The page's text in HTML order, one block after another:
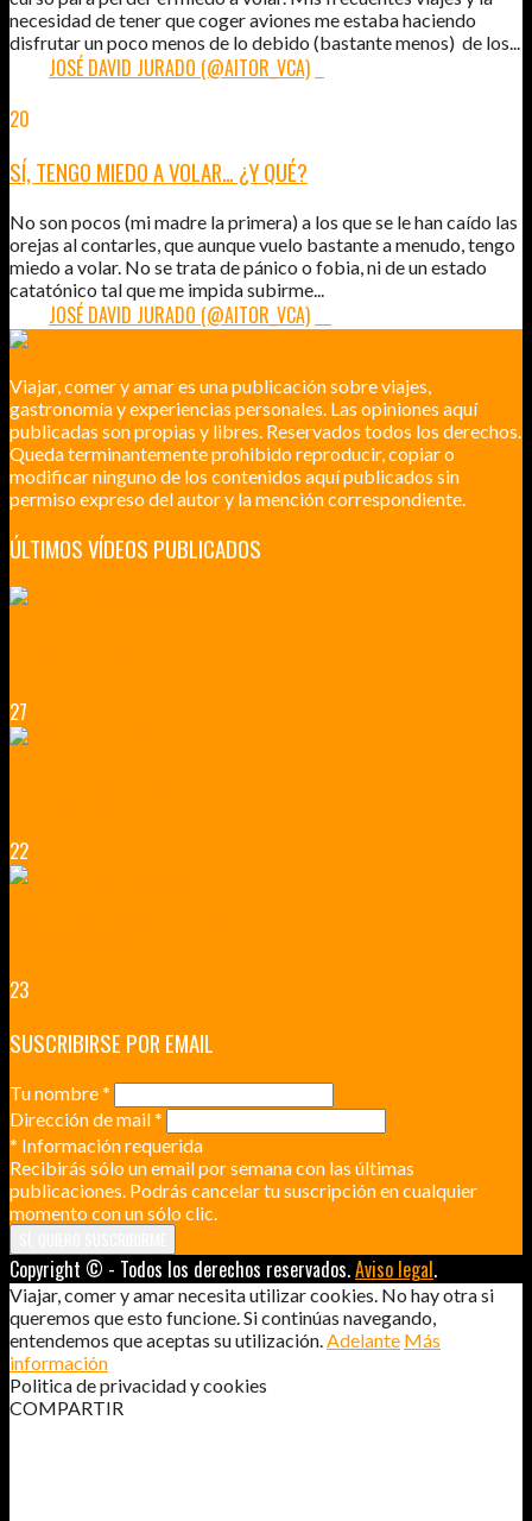
necesidad de tener que coger aviones me estaba haciendo
disfrutar un poco menos de lo debido (bastante menos) de los...
JOSÉ DAVID JURADO (@AITOR_VCA)
20
SÍ, TENGO MIEDO A VOLAR… ¿Y QUÉ?
No son pocos (mi madre la primera) a los que se le han caído las
orejas al contarles, que aunque vuelo bastante a menudo, tengo
miedo a volar. No se trata de pánico o fobia, ni de un estado
catatónico tal que me impida subirme...
JOSÉ DAVID JURADO (@AITOR_VCA)
Viajar, comer y amar es una publicación sobre viajes,
gastronomía y experiencias personales. Las opiniones aquí
publicadas son propias y libres. Reservados todos los derechos.
Queda terminantemente prohibido reproducir, copiar o
modificar ninguno de los contenidos aquí publicados sin
permiso expreso del autor y la mención correspondiente.
ÚLTIMOS VÍDEOS PUBLICADOS
27
22
23
SUSCRIBIRSE POR EMAIL
Tu nombre*
Dirección de mail*
* Información requerida
Recibirás sólo un email por semana con las últimas
publicaciones. Podrás cancelar tu suscripción en cualquier
momento con un sólo clic.
Copyright © - Todos los derechos reservados.Aviso legal.
Viajar, comer y amar necesita utilizar cookies. No hay otra si
queremos que esto funcione. Si continúas navegando,
entendemos que aceptas su utilización. Adelante Más
información
Politica de privacidad y cookies
COMPARTIR